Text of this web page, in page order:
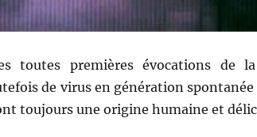
toutes premières évocations de
de virus en génération spontanée
toujours une origine humaine et